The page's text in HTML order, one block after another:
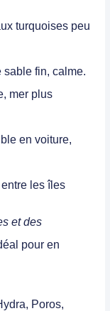
turquoises peu
sable fin, calme.
mer plus
en voiture,
les îles
et des
pour en
Poros,